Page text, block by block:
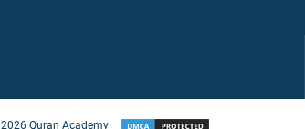
2026Quran Academy